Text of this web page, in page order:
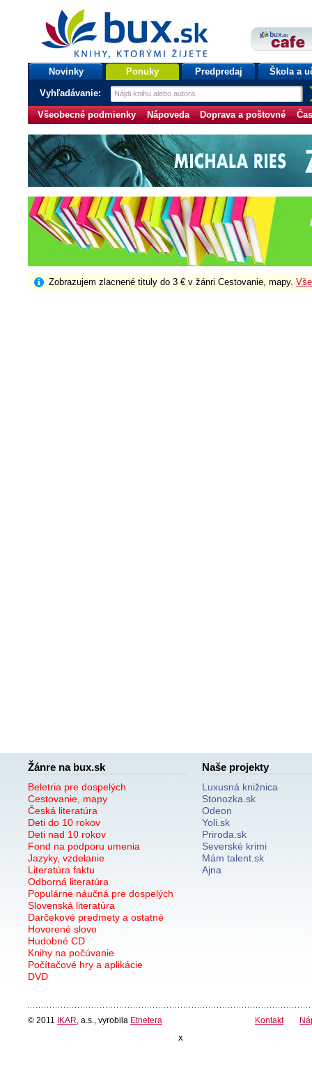
bux.sk
knihy, ktorými žijete
Úvodná stránka
Novinky Ponuky Predpredaj Škola a
Vyhľadávanie:
Všeobecné podmienky Nápoveda Doprava a poštovné
Zobrazujem zlacnené tituly do 3 € v žánri Cestovanie, mapy.
Žánre na bux.sk
Beletria pre dospelých
Cestovanie, mapy
Česká literatúra
Deti do 10 rokov
Deti nad 10 rokov
Fond na podporu umenia
Jazyky, vzdelanie
Literatúra faktu
Odborná literatúra
Populárne náučná pre dospelých
Slovenská literatúra
Darčekové predmety a ostatné
Hovorené slovo
Hudobné CD
Knihy na počúvanie
Počítačové hry a aplikácie
DVD
Naše projekty
Luxusná knižnica
Stonozka.sk
Odeon
Yoli.sk
Priroda.sk
Severské krimi
Mám talent.sk
Ajna
© 2011 IKAR , a.s., vyrobila Etnetera Kontakt
x